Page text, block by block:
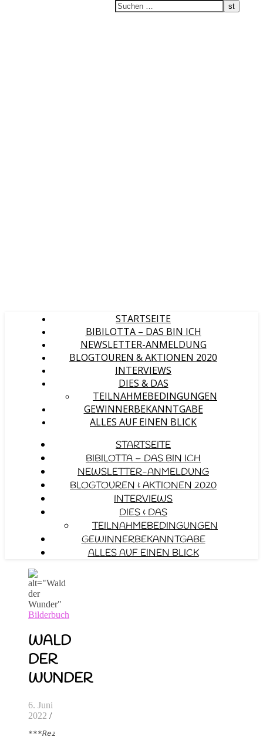
STARTSEITE
BIBILOTTA – DAS BIN ICH
NEWSLETTER-ANMELDUNG
BLOGTOUREN & AKTIONEN 2020
INTERVIEWS
DIES & DAS
TEILNAHMEBEDINGUNGEN
GEWINNERBEKANNTGABE
ALLES AUF EINEN BLICK
STARTSEITE
BIBILOTTA – DAS BIN ICH
NEWSLETTER-ANMELDUNG
BLOGTOUREN & AKTIONEN 2020
INTERVIEWS
DIES & DAS
TEILNAHMEBEDINGUNGEN
GEWINNERBEKANNTGABE
ALLES AUF EINEN BLICK
Bilderbuch
WALD
DER
WUNDER
6. Juni
2022 /
***Rezensionsexemplar***